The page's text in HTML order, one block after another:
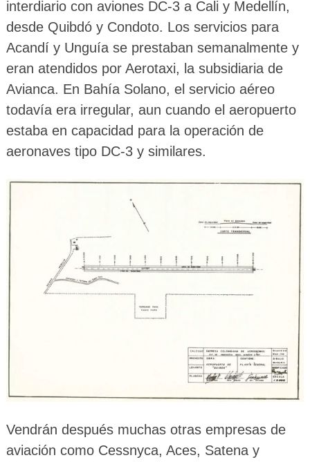
interdiario con aviones DC-3 a Cali y Medellín,
desde Quibdó y Condoto. Los servicios para
Acandí y Unguía se prestaban semanalmente y
eran atendidos por Aerotaxi, la subsidiaria de
Avianca. En Bahía Solano, el servicio aéreo
todavía era irregular, aun cuando el aeropuerto
estaba en capacidad para la operación de
aeronaves tipo DC-3 y similares.
Vendrán después muchas otras empresas de
aviación como Cessnyca, Aces, Satena y